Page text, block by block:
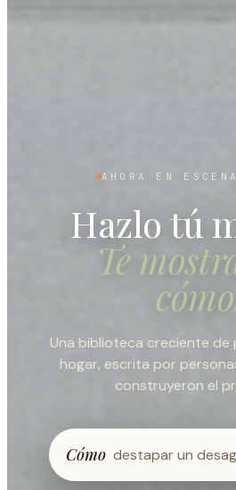
AHORA EN ESCENA
Hazlo tú
Te
Una biblioteca creciente de
hogar, escrita por
construyeron el
Cómo